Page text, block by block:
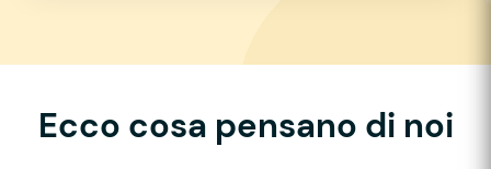
Ecco cosa pensano di noi